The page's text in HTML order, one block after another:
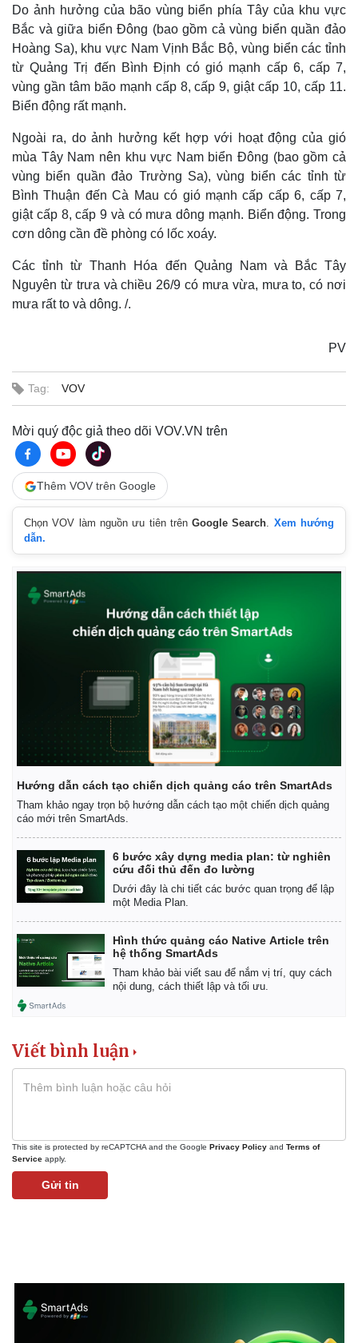
Thế giới
Quan sát
Cuộc sống đó đây
Hồ sơ
Multimedia
Video
Ảnh
E-Magazine
Infographic
Giá vàng
Tiêu dùng
Tỷ giá
Chứng khoán
Giá cà phê
Vụ án
Do ảnh hưởng của bão vùng biển phía Tây của khu vực
Bắc và giữa biển Đông (bao gồm cả vùng biển quần đảo
Hoàng Sa), khu vực Nam Vịnh Bắc Bộ, vùng biển các tỉnh
từ Quảng Trị đến Bình Định có gió mạnh cấp 6, cấp 7,
vùng gần tâm bão mạnh cấp 8, cấp 9, giật cấp 10, cấp 11.
Biển động rất mạnh.
Ngoài ra, do ảnh hưởng kết hợp với hoạt động của gió
mùa Tây Nam nên khu vực Nam biển Đông (bao gồm cả
vùng biển quần đảo Trường Sa), vùng biển các tỉnh từ
Bình Thuận đến Cà Mau có gió mạnh cấp cấp 6, cấp 7,
giật cấp 8, cấp 9 và có mưa dông mạnh. Biển động. Trong
cơn dông cần đề phòng có lốc xoáy.
Các tỉnh từ Thanh Hóa đến Quảng Nam và Bắc Tây
Nguyên từ trưa và chiều 26/9 có mưa vừa, mưa to, có nơi
mưa rất to và dông. /.
PV
Tag: VOV
Mời quý độc giả theo dõi VOV.VN trên
Thêm VOV trên Google
Chọn VOV làm nguồn ưu tiên trênGoogle Search. Xem hướng
dẫn.
Hướng dẫn cách tạo chiến dịch quảng cáo trên SmartAds
Tham khảo ngay trọn bộ hướng dẫn cách tạo một chiến dịch quảng
cáo mới trên SmartAds.
6 bước xây dựng media plan: từ nghiên
cứu đối thủ đến đo lường
Dưới đây là chi tiết các bước quan trọng để lập
một Media Plan.
Hình thức quảng cáo Native Article trên
hệ thống SmartAds
Tham khảo bài viết sau để nắm vị trí, quy cách
nội dung, cách thiết lập và tối ưu.
Viết bình luận
This site is protected by reCAPTCHA and the Google Privacy Policy and Terms of
Service apply.
Gửi tin